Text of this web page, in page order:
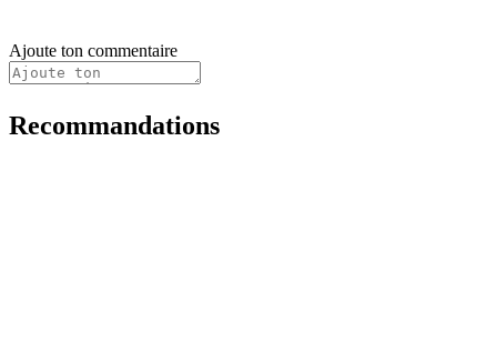
Ajoute ton commentaire
Recommandations